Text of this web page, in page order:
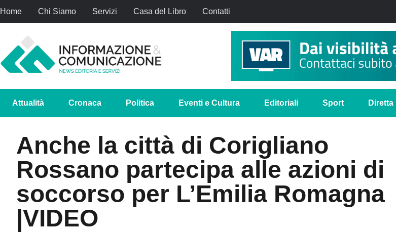
Home Chi Siamo Servizi Casa del Libro Contatti
Attualità Cronaca Politica Eventi e Cultura Editoriali Sport Diretta
Anche la città di Corigliano
Rossano partecipa alle azioni di
soccorso per L’Emilia Romagna
|VIDEO